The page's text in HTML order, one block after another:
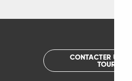
CONTACTER UN
TOURISME